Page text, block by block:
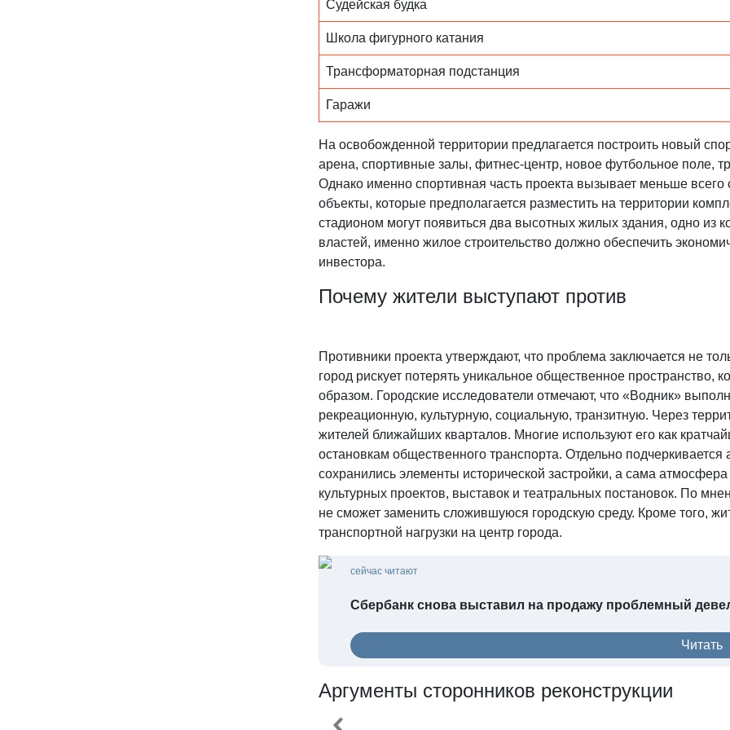
Судейская будка
Школа фигурного катания
Трансформаторная подстанция
Гаражи
На освобожденной территории предлагается построить новый
арена, спортивные залы, фитнес-центр, новое футбольное поле,
Однако именно спортивная часть проекта вызывает меньше
объекты, которые предполагается разместить на территории
стадионом могут появиться два высотных жилых здания, одно из
властей, именно жилое строительство должно обеспечить
инвестора.
Почему жители выступают против
Противники проекта утверждают, что проблема заключается не
город рискует потерять уникальное общественное
образом. Городские исследователи отмечают, что «Водник»
рекреационную, культурную, социальную, транзитную. Через
жителей ближайших кварталов. Многие используют его как
остановкам общественного транспорта. Отдельно подчеркивается
сохранились элементы исторической застройки, а сама
культурных проектов, выставок и театральных постановок. По
не сможет заменить сложившуюся городскую среду. Кроме того,
транспортной нагрузки на центр города.
сейчас читают
Сбербанк снова выставил на продажу проблемный
Читать
Аргументы сторонников реконструкции